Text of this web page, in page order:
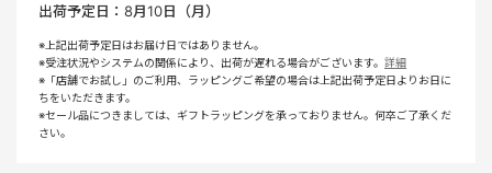
出荷予定日： 8月10日（月）
※上記出荷予定日はお届け日ではありません。
※受注状況やシステムの関係により、出荷が遅れる場合がございます。 詳細
※「店舗でお試し」のご利用、ラッピングご希望の場合は上記出荷予定日よりお日に
ちをいただきます。
※セール品につきましては、ギフトラッピングを承っておりません。何卒ご了承くだ
さい。